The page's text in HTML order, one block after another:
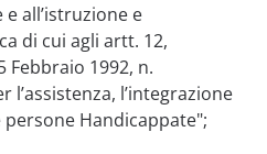
all’istruzione e
di cui agli artt. 12,
Febbraio 1992, n.
l’assistenza, l’integrazione
Handicappate";